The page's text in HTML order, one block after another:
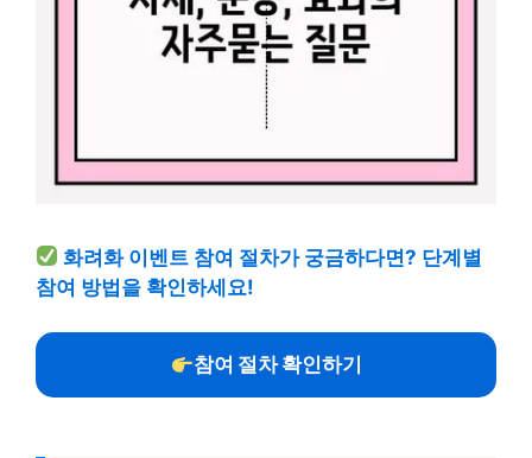
화려화 이벤트 참여 절차가 궁금하다면? 단계별
참여 방법을 확인하세요!
참여 절차 확인하기